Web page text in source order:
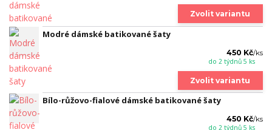
Zvolit variantu
Modré dámské batikované šaty
450 Kč/ks
do 2 týdnů 5 ks
Zvolit variantu
Bílo-růžovo-fialové dámské batikované šaty
450 Kč/ks
do 2 týdnů 5 ks